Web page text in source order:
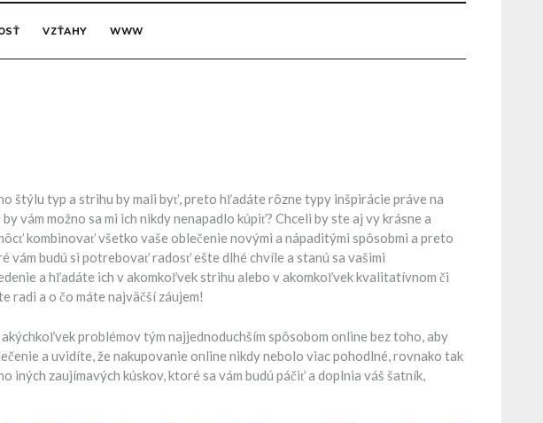
VZŤAHY WWW
štýlu typ a strihu by mali byť, preto hľadáte rôzne typy inšpirácie práve na
vám možno sa mi ich nikdy nenapadlo kúpiť? Chceli by ste aj vy krásne a
kombinovať všetko vaše oblečenie novými a nápaditými spôsobmi a preto
vám budú si potrebovať radosť ešte dlhé chvíle a stanú sa vašimi
a hľadáte ich v akomkoľvek strihu alebo v akomkoľvek kvalitatívnom či
radi a o čo máte najväčší záujem!
problémov tým najjednoduchším spôsobom online bez toho, aby
a uvidíte, že nakupovanie online nikdy nebolo viac pohodlné, rovnako tak
zaujímavých kúskov, ktoré sa vám budú páčiť a doplnia váš šatník,